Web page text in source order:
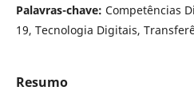
Palavras-chave: Competências
19, Tecnologia Digitais,
Resumo